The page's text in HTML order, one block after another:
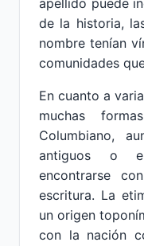
apellido puede
de la historia,
nombre tenían
comunidades
En cuanto a
muchas
Columbiano,
antiguos o
encontrarse
escritura. La
un origen
con la nación